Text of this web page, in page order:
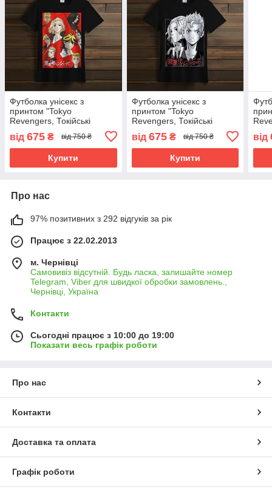
Футболка унісекс з
принтом "Tokyo
Revengers, Токійські
персонажі" ВСІ Розміри
Преміум тканина
від 675 ₴ від 750 ₴
Купити
Футболка унісекс з
принтом "Tokyo
Revengers, Токійські
персонажі 1" ВСІ Розміри
Преміум тканина
від 675₴ від 750 ₴
Купити
від
Про нас
97% позитивних з 292 відгуків за рік
Працює з 22.02.2013
м. Чернівці
Самовивіз відсутній. Будь ласка, залишайте номер
Telegram, Viber для швидкої обробки замовлень.,
Чернівці, Україна
Контакти
Сьогодні працює з 10:00 до 19:00
Показати весь графік роботи
Про нас
Контакти
Доставка та оплата
Графік роботи